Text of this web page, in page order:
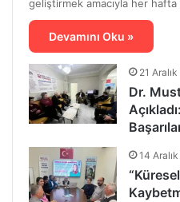
geliştirmek amacıyla her
Devamını Oku »
21
Dr.
14